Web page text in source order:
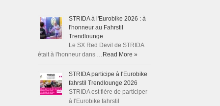
STRIDA à l'Eurobike 2026 : à
l'honneur au Fahrstil
Trendlounge
Le SX Red Devil de STRIDA
était à l'honneur dans … Read More »
STRIDA participe à l'Eurobike
fahrstil Trendlounge 2026
STRIDA est fière de participer
à l'Eurobike fahrstil